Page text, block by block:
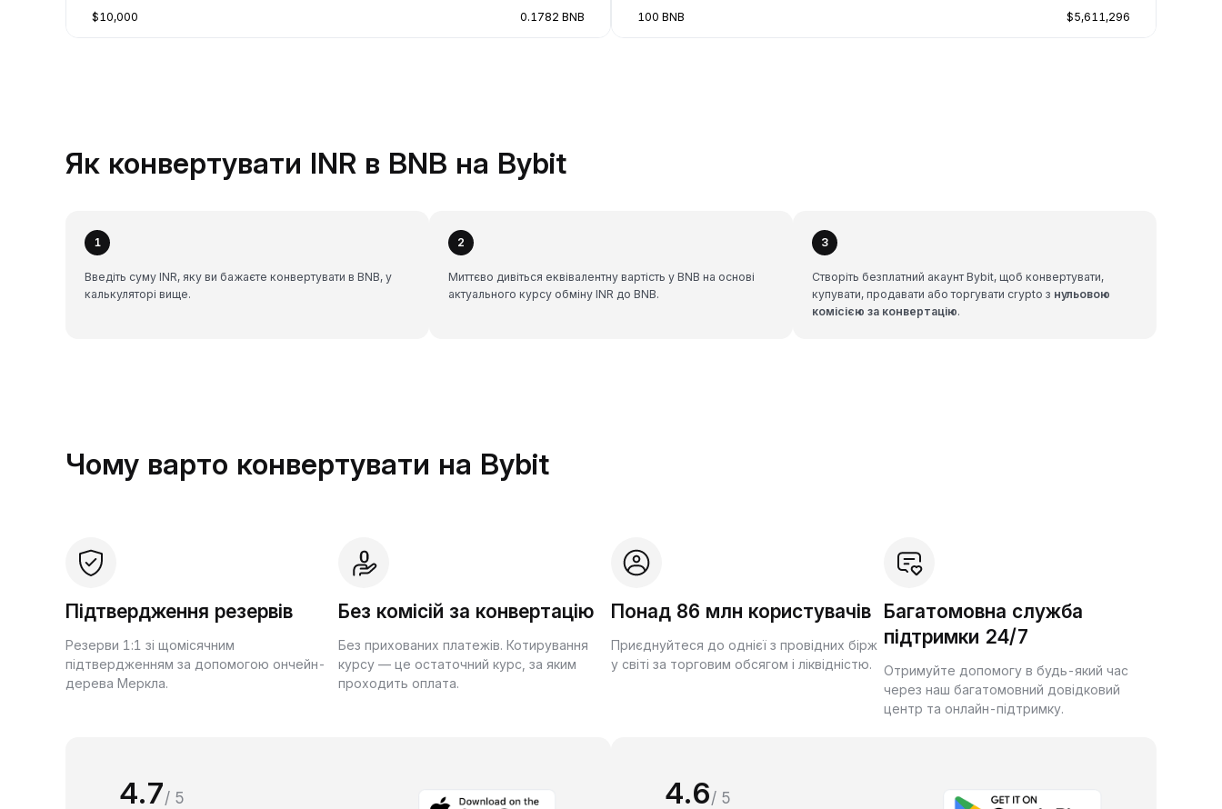
$10,000 0.1782 BNB 100 BNB $5,611,296
Як конвертувати INR в BNB на Bybit
1
Введіть суму INR, яку ви бажаєте конвертувати в BNB, у
калькуляторі вище.
2
Миттєво дивіться еквівалентну вартість у BNB на основі
актуального курсу обміну INR до BNB.
3
Створіть безплатний акаунт Bybit, щоб конвертувати,
купувати, продавати або торгувати crypto з нульовою
комісією за конвертацію.
Чому варто конвертувати на Bybit
Підтвердження резервів
Резерви 1:1 зі щомісячним
підтвердженням за допомогою ончейн-
дерева Меркла.
Без комісій за конвертацію
Без прихованих платежів. Котирування
курсу — це остаточний курс, за яким
проходить оплата.
Понад 86 млн користувачів
Приєднуйтеся до однієї з провідних бірж
у світі за торговим обсягом і ліквідністю.
Багатомовна служба
підтримки 24/7
Отримуйте допомогу в будь-який час
через наш багатомовний довідковий
центр та онлайн-підтримку.
4.7/ 5 4.6/ 5